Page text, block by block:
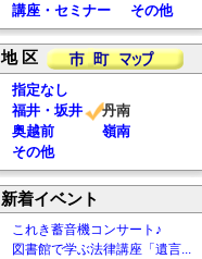
講座・セミナー
その他
地 区
指定なし
福井・坂井
丹南
奥越前
嶺南
その他
新着イベント
これき蓄音機コンサート♪
図書館で学ぶ法律講座「遺言...